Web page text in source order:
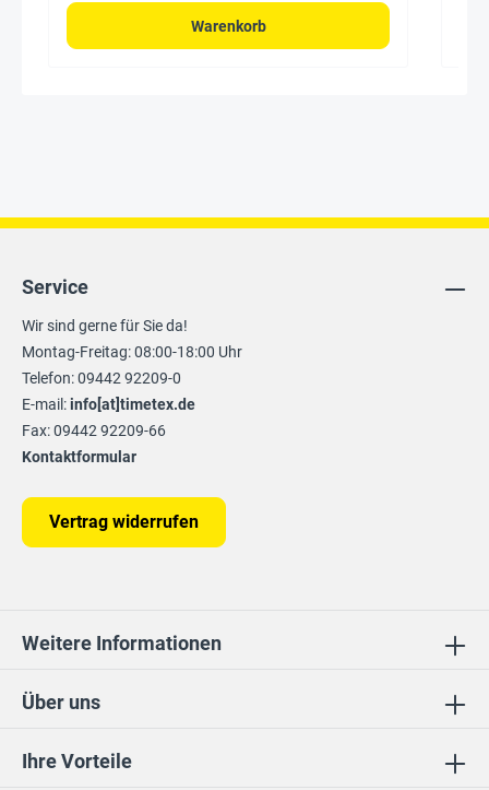
Warenkorb
Ihre Vorteile
Über uns
Service
Wir sind gerne für Sie da!
Montag-Freitag: 08:00-18:00 Uhr
Telefon: 09442 92209-0
E-mail:info[at]timetex.de
Fax: 09442 92209-66
Kontaktformular
Vertrag widerrufen
Weitere Informationen